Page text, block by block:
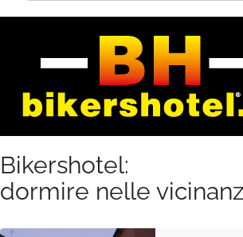
Bikershotel:
dormire nelle